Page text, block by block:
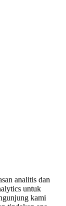
analitis dan
untuk
kami